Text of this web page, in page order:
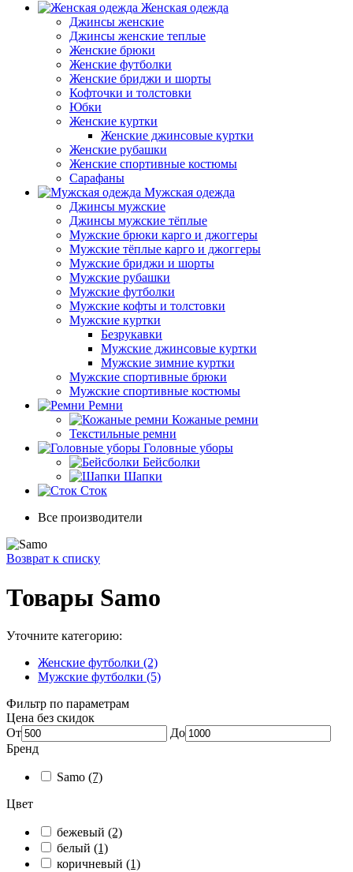
Женская одежда
Джинсы женские
Джинсы женские теплые
Женские брюки
Женские футболки
Женские бриджи и шорты
Кофточки и толстовки
Юбки
Женские куртки
Женские джинсовые куртки
Женские рубашки
Женские спортивные костюмы
Сарафаны
Мужская одежда
Джинсы мужские
Джинсы мужские тёплые
Мужские брюки карго и джоггеры
Мужские тёплые карго и джоггеры
Мужские бриджи и шорты
Мужские рубашки
Мужские футболки
Мужские кофты и толстовки
Мужские куртки
Безрукавки
Мужские джинсовые куртки
Мужские зимние куртки
Мужские спортивные брюки
Мужские спортивные костюмы
Ремни
Кожаные ремни
Текстильные ремни
Головные уборы
Бейсболки
Шапки
Сток
Все производители
Возврат к списку
Товары Samo
Уточните категорию:
Женские футболки (2)
Мужские футболки (5)
Фильтр по параметрам
Цена без скидок
От
До
Бренд
Samo (7)
Цвет
бежевый (2)
белый (1)
коричневый (1)